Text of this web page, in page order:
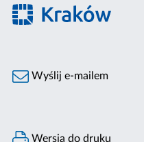
Wyślij e-mailem
Wersja do druku